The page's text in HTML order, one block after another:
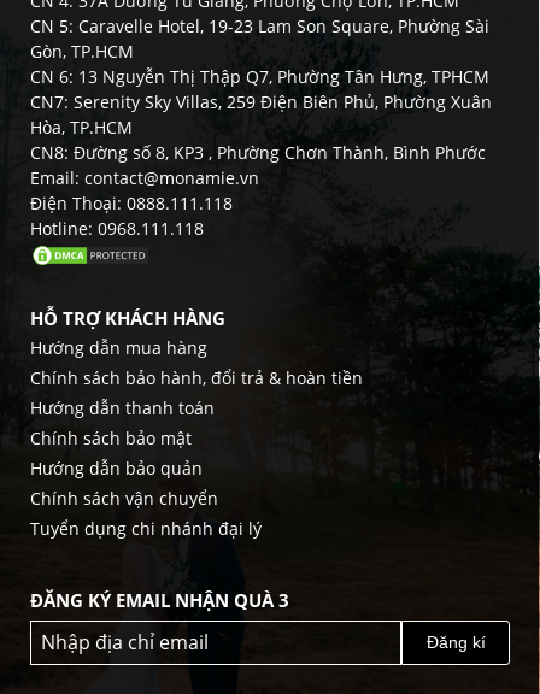
CN 5: Caravelle Hotel, 19-23 Lam Son Square, Phường Sài
Gòn, TP.HCM
CN 6: 13 Nguyễn Thị Thập Q7, Phường Tân Hưng, TPHCM
CN7: Serenity Sky Villas, 259 Điện Biên Phủ, Phường Xuân
Hòa, TP.HCM
CN8: Đường số 8, KP3 , Phường Chơn Thành, Bình Phước
Email: contact@monamie.vn
Điện Thoại: 0888.111.118
Hotline: 0968.111.118
HỖ TRỢ KHÁCH HÀNG
Hướng dẫn mua hàng
Chính sách bảo hành, đổi trả & hoàn tiền
Hướng dẫn thanh toán
Chính sách bảo mật
Hướng dẫn bảo quản
Chính sách vận chuyển
Tuyển dụng chi nhánh đại lý
ĐĂNG KÝ EMAIL NHẬN QUÀ 3
Đăng kí